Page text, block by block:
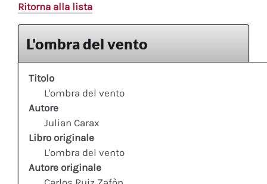
Ritorna alla lista
L'ombra del vento
Titolo
L'ombra del vento
Autore
Julian Carax
Libro originale
L'ombra del vento
Autore originale